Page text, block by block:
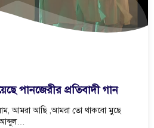
পানজেরীর প্রতিবাদী গান
আমরা আছি ,আমরা তো থাকবো মুছে
আব্দুল…